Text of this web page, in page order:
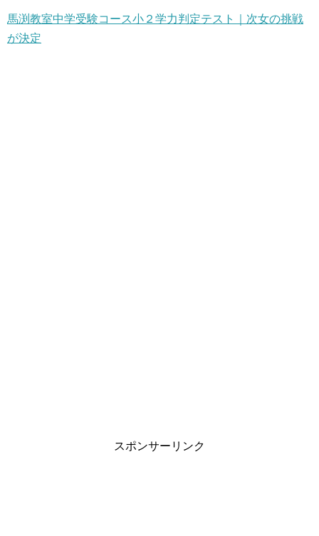
馬渕教室中学受験コース小２学力判定テスト｜次女の挑戦
が決定
スポンサーリンク